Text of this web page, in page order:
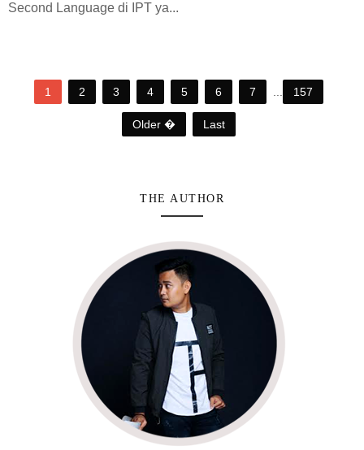
Second Language di IPT ya...
1 2 3 4 5 6 7 157
Older � Last
THE AUTHOR